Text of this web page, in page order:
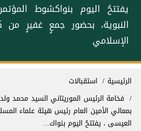
يفتتحُ اليوم بنواكشوط
النبوية، بحضور جمعٍ غفيرٍ من
الإسلامي
مسار التنقل
الرئيسية
استقبالات
‏فخامة الرئيس الموريتاني السيد محمد
العيسى‬⁩ ⁦‪‬⁩، يفتتحُ اليوم بنواك...